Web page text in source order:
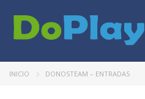
INICIO DONOSTEAM – ENTRADAS